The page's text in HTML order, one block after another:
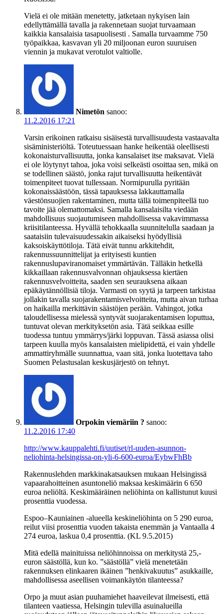
Vielä ei ole mitään menetetty, jatketaan nykyisen lain
edellyttämällä tavalla ja rakennetaan suojat turvaamaan
kaikkia kansalaisia tasapuolisesti . Samalla turvaamme 750
työpaikkaa, kasvavan yli 20 miljoonan euron suuruisen
viennin ja mukavat verotulot valtiolle.
Nimetön sanoo:
11.2.2016 17:21
Varsin erikoinen ratkaisu sisäisestä turvallisuudesta vastaavalta
sisäministeriöltä. Toteutuessaan hanke heikentää oleellisesti
kokonaisturvallisuutta, jonka kansalaiset itse maksavat. Vielä
ei ole löytynyt tahoa, joka voisi selkeästi osoittaa sen, mikä on
se todellinen säästö, jonka rajut turvallisuutta heikentävät
toimenpiteet tuovat tullessaan. Normipurulla pyritään
kokonaissäästöön, tässä tapauksessa lakkauttamalla
väestönsuojien rakentaminen, mutta tällä toimenpiteellä tuo
tavoite jää olemattomaksi. Samalla kansalaisilta viedään
mahdollisuus suojautumiseen mahdollisessa vakavimmassa
kriisitilanteessa. Hyvällä tehokkaalla suunnitelulla saadaan ja
saataisiin tulevaisuudessakin aikaiseksi hyödyllisiä
kaksoiskäyttötiloja. Tätä eivät tunnu arkkitehdit,
rakennussuunnittelijat ja erityisesti kuntien
rakennuslupaviranomaiset ymmärtävän. Tälläkin hetkellä
kikkaillaan rakennusvalvonnan ohjauksessa kiertäen
rakennusvelvoitteita, saaden sen seurauksena aikaan
epäkäytännöllisiä tiloja. Varmasti on syytä ja tarpeen tarkistaa
jollakin tavalla suojarakentamisvelvoitteita, mutta aivan turhaa
on haikailla merkittävin säästöjen perään. Vahingot, jotka
taloudellisessa mielessä syntyvät suojarakentamisen loputtua,
tuntuvat olevan merkityksetön asia. Tätä seikkaa esille
tuodessa tuntuu ymmärrys/järki loppuvan. Tässä asiassa olisi
tarpeen kuulla myös kansalaisten mielipidettä, ei vain yhdelle
ammattiryhmälle suunnattua, vaan sitä, jonka luotettava taho
Suomen Pelastusalan keskusjärjestö on tehnyt.
Orpokin viemäriin ? sanoo:
11.2.2016 17:40
http://www.kauppalehti.fi/uutiset/rl-uuden-asunnon-
neliohinta-helsingissa-on-yli-6-600-euroa/EybwFhBb
Rakennuslehden markkinakatsauksen mukaan Helsingissä
vapaarahoitteinen asuntoneliö maksaa keskimäärin 6 650
euroa neliöltä. Keskimääräinen neliöhinta on kallistunut kuusi
prosenttia vuodessa.
Espoo–Kauniainen -alueella keskineliöhinta on 5 290 euroa,
reilut viisi prosenttia vuoden takaista enemmän ja Vantaalla 4
274 euroa, laskua 0,4 prosenttia. (KL 9.5.2015)
Mitä edellä mainituissa neliöhinnoissa on merkitystä 25,-
euron säästöllä, kun ko. ”säästöllä” vielä menetetään
rakennuksen elinkaaren ikäinen ”henkivakuutus” asukkaille,
mahdollisessa aseellisen voimankäytön tilanteessa?
Orpo ja muut asian puuhamiehet haaveilevat ilmeisesti, että
tilanteen vaatiessa, Helsingin tulevilla asuinalueilla